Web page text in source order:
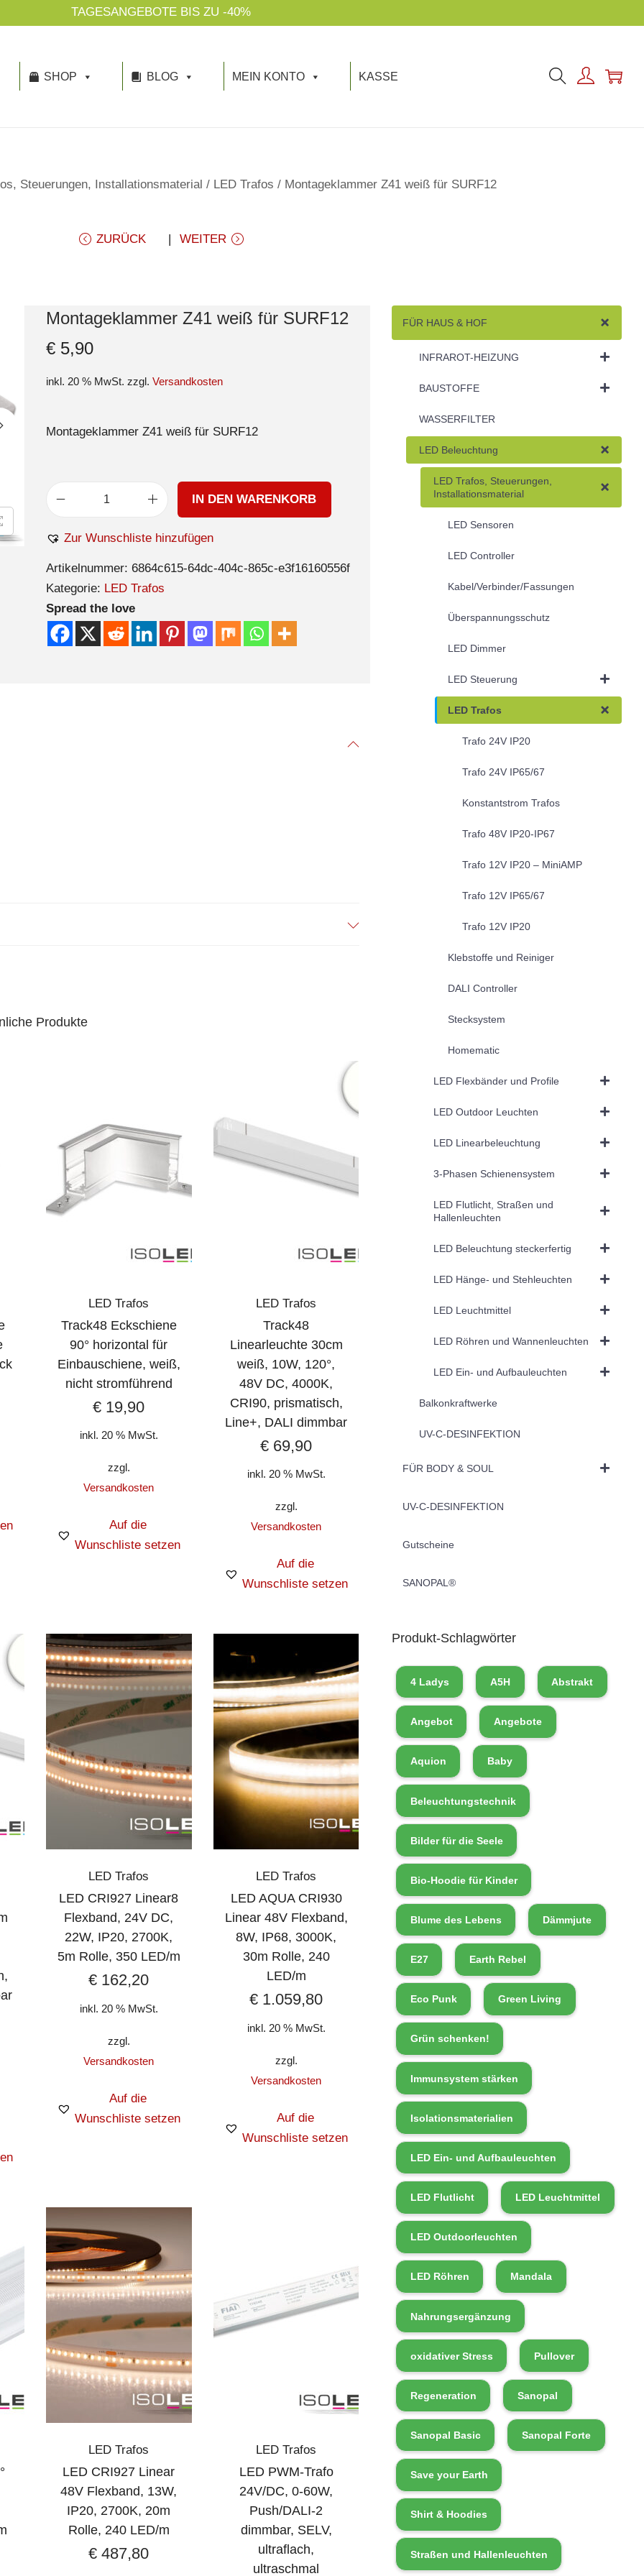
TAGESANGEBOTE BIS ZU -40%
SHOP BLOG MEIN KONTO KASSE
Steuerungen, Installationsmaterial / LED Trafos / Montageklammer Z41 weiß für SURF12
ZURÜCK WEITER
Montageklammer Z41 weiß für SURF12
€5,90
inkl. 20 % MwSt. zzgl. Versandkosten
Montageklammer Z41 weiß für SURF12
IN DEN WARENKORB
Zur Wunschliste hinzufügen
Artikelnummer: 6864c615-64dc-404c-865c-e3f16160556f
Kategorie: LED Trafos
Spread the love
Produkte
LED Trafos
Track48 Eckschiene
90° horizontal für
Einbauschiene, weiß,
nicht stromführend
€ 19,90
inkl. 20 % MwSt.
zzgl.
Versandkosten
Auf die
Wunschliste setzen
LED Trafos
Track48
Linearleuchte 30cm
weiß, 10W, 120°,
48V DC, 4000K,
CRI90, prismatisch,
Line+, DALI dimmbar
€ 69,90
inkl. 20 % MwSt.
zzgl.
Versandkosten
Auf die
Wunschliste setzen
LED Trafos
LED CRI927 Linear8
Flexband, 24V DC,
22W, IP20, 2700K,
5m Rolle, 350 LED/m
€ 162,20
inkl. 20 % MwSt.
zzgl.
Versandkosten
Auf die
Wunschliste setzen
LED Trafos
LED AQUA CRI930
Linear 48V Flexband,
8W, IP68, 3000K,
30m Rolle, 240
LED/m
€ 1.059,80
inkl. 20 % MwSt.
zzgl.
Versandkosten
Auf die
Wunschliste setzen
LED Trafos
LED CRI927 Linear
48V Flexband, 13W,
IP20, 2700K, 20m
Rolle, 240 LED/m
€ 487,80
LED Trafos
LED PWM-Trafo
24V/DC, 0-60W,
Push/DALI-2
dimmbar, SELV,
ultraflach,
ultraschmal
FÜR HAUS & HOF
INFRAROT-HEIZUNG
BAUSTOFFE
WASSERFILTER
LED Beleuchtung
LED Trafos, Steuerungen,
Installationsmaterial
LED Sensoren
LED Controller
Kabel/Verbinder/Fassungen
Überspannungsschutz
LED Dimmer
LED Steuerung
LED Trafos
Trafo 24V IP20
Trafo 24V IP65/67
Konstantstrom Trafos
Trafo 48V IP20-IP67
Trafo 12V IP20 – MiniAMP
Trafo 12V IP65/67
Trafo 12V IP20
Klebstoffe und Reiniger
DALI Controller
Stecksystem
Homematic
LED Flexbänder und Profile
LED Outdoor Leuchten
LED Linearbeleuchtung
3-Phasen Schienensystem
LED Flutlicht, Straßen und
Hallenleuchten
LED Beleuchtung steckerfertig
LED Hänge- und Stehleuchten
LED Leuchtmittel
LED Röhren und Wannenleuchten
LED Ein- und Aufbauleuchten
Balkonkraftwerke
UV-C-DESINFEKTION
FÜR BODY & SOUL
UV-C-DESINFEKTION
Gutscheine
SANOPAL®
Produkt-Schlagwörter
4 Ladys A5H Abstrakt
Angebot Angebote
Aquion Baby
Beleuchtungstechnik
Bilder für die Seele
Bio-Hoodie für Kinder
Blume des Lebens Dämmjute
E27 Earth Rebel
Eco Punk Green Living
Grün schenken!
Immunsystem stärken
Isolationsmaterialien
LED Ein- und Aufbauleuchten
LED Flutlicht LED Leuchtmittel
LED Outdoorleuchten
LED Röhren Mandala
Nahrungsergänzung
oxidativer Stress Pullover
Regeneration Sanopal
Sanopal Basic Sanopal Forte
Save your Earth
Shirt & Hoodies
Straßen und Hallenleuchten